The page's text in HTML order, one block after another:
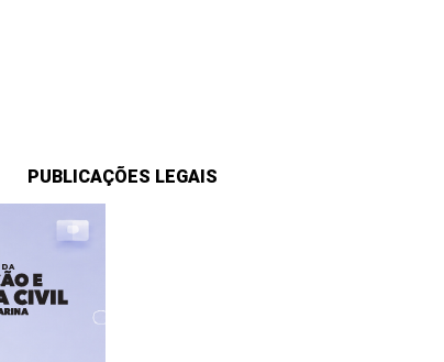
PUBLICAÇÕES LEGAIS